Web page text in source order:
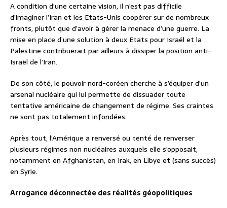
A condition d’une certaine vision, il n’est pas difficile
d’imaginer l’Iran et les Etats-Unis coopérer sur de nombreux
fronts, plutôt que d’avoir à gérer la menace d’une guerre. La
mise en place d’une solution à deux Etats pour Israël et la
Palestine contribuerait par ailleurs à dissiper la position anti-
Israël de l’Iran.
De son côté, le pouvoir nord-coréen cherche à s’équiper d’un
arsenal nucléaire qui lui permette de dissuader toute
tentative américaine de changement de régime. Ses craintes
ne sont pas totalement infondées.
Après tout, l’Amérique a renversé ou tenté de renverser
plusieurs régimes non nucléaires auxquels elle s’opposait,
notamment en Afghanistan, en Irak, en Libye et (sans succès)
en Syrie.
Arrogance déconnectée des réalités géopolitiques